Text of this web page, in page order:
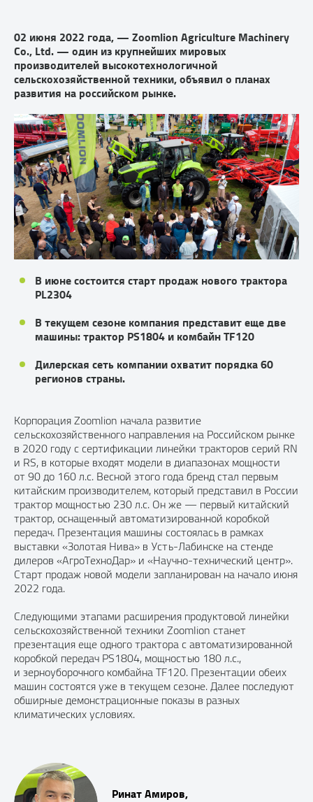
02 июня 2022 года, — Zoomlion Agriculture Machinery
Co., Ltd. — один из крупнейших мировых
производителей высокотехнологичной
сельскохозяйственной техники, объявил о планах
развития на российском рынке.
В июне состоится старт продаж нового трактора
PL2304
В текущем сезоне компания представит еще две
машины: трактор PS1804 и комбайн TF120
Дилерская сеть компании охватит порядка 60
регионов страны.
Корпорация Zoomlion начала развитие
сельскохозяйственного направления на Российском рынке
в 2020 году с сертификации линейки тракторов серий RN
и RS, в которые входят модели в диапазонах мощности
от 90 до 160 л.с. Весной этого года бренд стал первым
китайским производителем, который представил в России
трактор мощностью 230 л.с. Он же — первый китайский
трактор, оснащенный автоматизированной коробкой
передач. Презентация машины состоялась в рамках
выставки «Золотая Нива» в Усть-Лабинске на стенде
дилеров «АгроТехноДар» и «Научно-технический центр».
Старт продаж новой модели запланирован на начало июня
2022 года.
Следующими этапами расширения продуктовой линейки
сельскохозяйственной техники Zoomlion станет
презентация еще одного трактора с автоматизированной
коробкой передач PS1804, мощностью 180 л.с.,
и зерноуборочного комбайна TF120. Презентации обеих
машин состоятся уже в текущем сезоне. Далее последуют
обширные демонстрационные показы в разных
климатических условиях.
Ринат Амиров,